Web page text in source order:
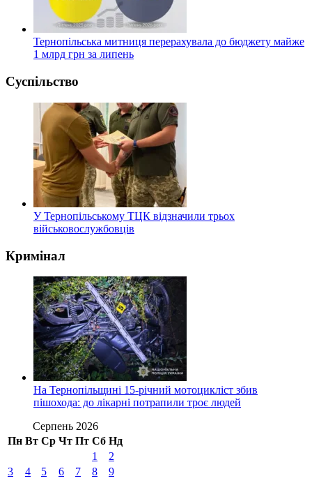
Тернопільська митниця перерахувала до бюджету майже
1 млрд грн за липень
Суспільство
У Тернопільському ТЦК відзначили трьох
військовослужбовців
Кримінал
На Тернопільщині 15-річний мотоцикліст збив
пішохода: до лікарні потрапили троє людей
Серпень 2026
Пн Вт Ср Чт Пт Сб Нд
1
2
3
4 5 6 7 8
9